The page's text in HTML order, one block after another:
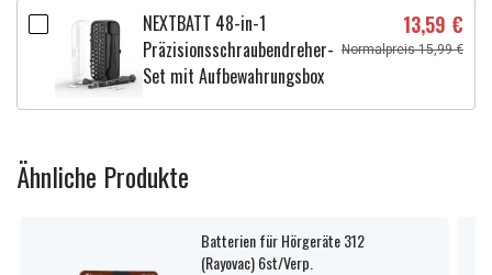
NEXTBATT 48-in-1
Präzisionsschraubendreher-
Set mit Aufbewahrungsbox
13,59 €
Normalpreis 15,99 €
Ähnliche Produkte
Batterien für Hörgeräte 312
(Rayovac) 6st/Verp.